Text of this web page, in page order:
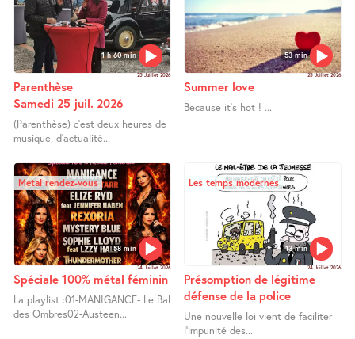
1 h 60 min
25 Juillet 2026
Parenthèse
Samedi 25 juil. 2026
(Parenthèse) c’est deux heures de
musique, d’actualité...
53 min
25 Juillet 2026
Summer love
Because it’s hot ! ...
58 min
Metal rendez-vous
24 Juillet 2026
Spéciale 100% métal féminin
La playlist :01-MANIGANCE- Le Bal
des Ombres02-Austeen...
13 min
Les temps modernes
24 Juillet 2026
Présomption de légitime
défense de la police
Une nouvelle loi vient de faciliter
l’impunité des...